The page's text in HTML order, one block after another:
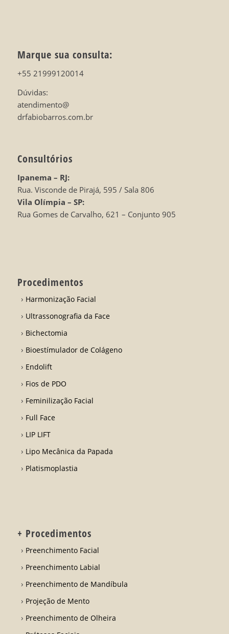
Marque sua consulta:
+55 21999120014
Dúvidas:
atendimento@
drfabiobarros.com.br
Consultórios
Ipanema – RJ:
Rua. Visconde de Pirajá, 595 / Sala 806
Vila Olímpia – SP:
Rua Gomes de Carvalho, 621 – Conjunto 905
Procedimentos
Harmonização Facial
Ultrassonografia da Face
Bichectomia
Bioestímulador de Colágeno
Endolift
Fios de PDO
Feminilização Facial
Full Face
LIP LIFT
Lipo Mecânica da Papada
Platismoplastia
+ Procedimentos
Preenchimento Facial
Preenchimento Labial
Preenchimento de Mandíbula
Projeção de Mento
Preenchimento de Olheira